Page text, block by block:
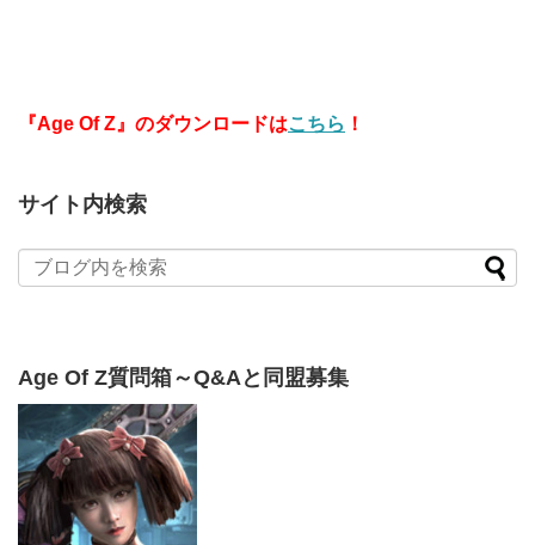
『Age Of Z』のダウンロードはこちら ！
サイト内検索
Age Of Z質問箱～Q&Aと同盟募集